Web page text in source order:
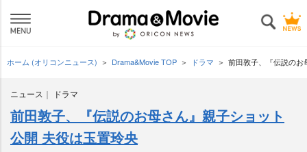
ホーム (オリコンニュース) Drama&Movie TOP ドラマ 前田敦子、『伝説のお
ニュース ドラマ
前田敦子、『伝説のお母さん』親子ショット
公開 夫役は玉置玲央